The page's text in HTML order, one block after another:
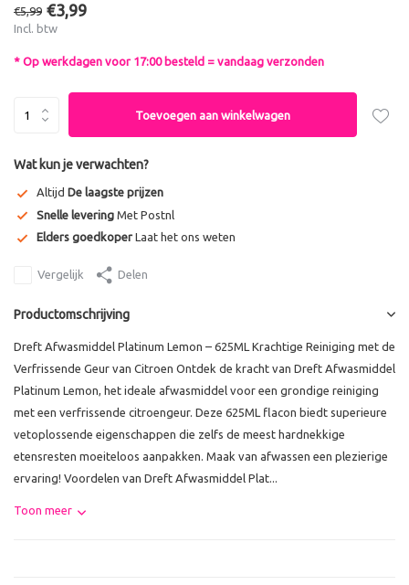
€5,99 €3,99
Incl. btw
* Op werkdagen voor 17:00 besteld = vandaag verzonden
Toevoegen aan winkelwagen
Wat kun je verwachten?
Altijd De laagste prijzen
Snelle levering Met Postnl
Elders goedkoper Laat het ons weten
Vergelijk Delen
Productomschrijving
Dreft Afwasmiddel Platinum Lemon – 625ML Krachtige Reiniging met de
Verfrissende Geur van Citroen Ontdek de kracht van Dreft Afwasmiddel
Platinum Lemon, het ideale afwasmiddel voor een grondige reiniging
met een verfrissende citroengeur. Deze 625ML flacon biedt superieure
vetoplossende eigenschappen die zelfs de meest hardnekkige
etensresten moeiteloos aanpakken. Maak van afwassen een plezierige
ervaring! Voordelen van Dreft Afwasmiddel Plat...
Toon meer